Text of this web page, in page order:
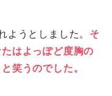
うとしました。 そ
はよっぽど度胸の
笑うのでした。